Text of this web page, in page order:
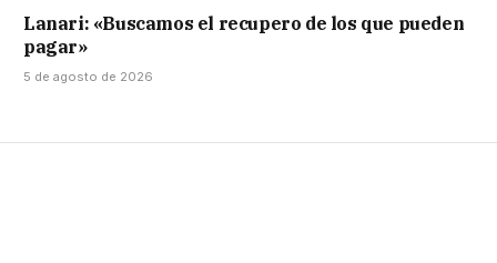
Lanari: «Buscamos el recupero de los que pueden
pagar»
5 de agosto de 2026